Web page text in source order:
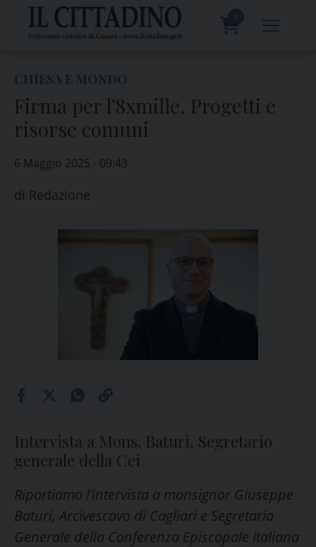
content
Firma per l’8xmille. Progetti e
risorse comuni
6 Maggio 2025 - 09:43
di Redazione
Intervista a Mons. Baturi, Segretario
generale della Cei
Riportiamo l’intervista a monsignor Giuseppe
Baturi, Arcivescovo di Cagliari e Segretario
Generale della Conferenza Episcopale Italiana